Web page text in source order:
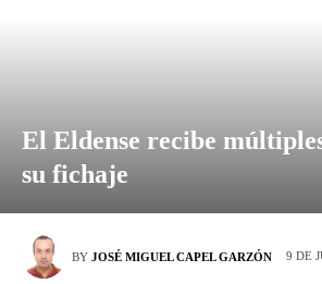
El Eldense recibe
su fichaje
BY JOSÉ MIGUEL CAPEL GARZÓN 9 DE